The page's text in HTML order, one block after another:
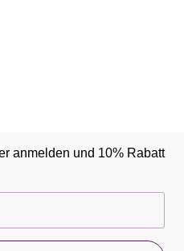
anmelden und 10% Rabatt